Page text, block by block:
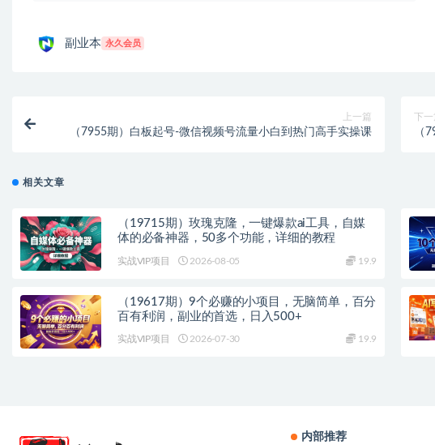
副业本 永久会员
上一篇
（7955期）白板起号-微信视频号流量小白到热门高手实操课
下一
（
相关文章
（19715期）玫瑰克隆，一键爆款ai工具，自媒
体的必备神器，50多个功能，详细的教程
实战VIP项目 2026-08-05 19.9
（19617期）9个必赚的小项目，无脑简单，百分
百有利润，副业的首选，日入500+
实战VIP项目 2026-07-30 19.9
内部推荐